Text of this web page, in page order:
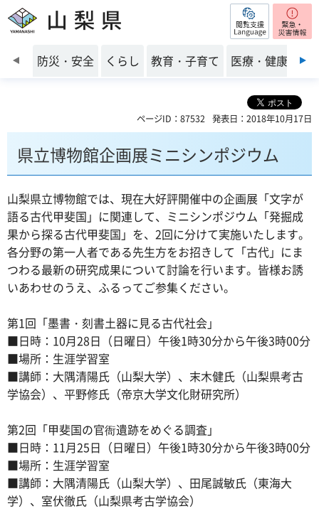
山梨県 閲覧支援
前のスライドを表示
防災・安全 くらし 教育・子育て 医療・健康・福
ページID：87532 発表日：2018年10月17日
県立博物館企画展ミニシンポジウム
山梨県立博物館では、現在大好評開催中の企画展「文字が
語る古代甲斐国」に関連して、ミニシンポジウム「発掘成
果から探る古代甲斐国」を、2回に分けて実施いたします。
各分野の第一人者である先生方をお招きして「古代」にま
つわる最新の研究成果について討論を行います。皆様お誘
いあわせのうえ、ふるってご参集ください。
第1回「墨書・刻書土器に見る古代社会」
■日時：10月28日（日曜日）午後1時30分から午後3時00分
■場所：生涯学習室
■講師：大隅清陽氏（山梨大学）、末木健氏（山梨県考古
学協会）、平野修氏（帝京大学文化財研究所）
第2回「甲斐国の官衙遺跡をめぐる調査」
■日時：11月25日（日曜日）午後1時30分から午後3時00分
■場所：生涯学習室
■講師：大隅清陽氏（山梨大学）、田尾誠敏氏（東海大
学）、室伏徹氏（山梨県考古学協会）